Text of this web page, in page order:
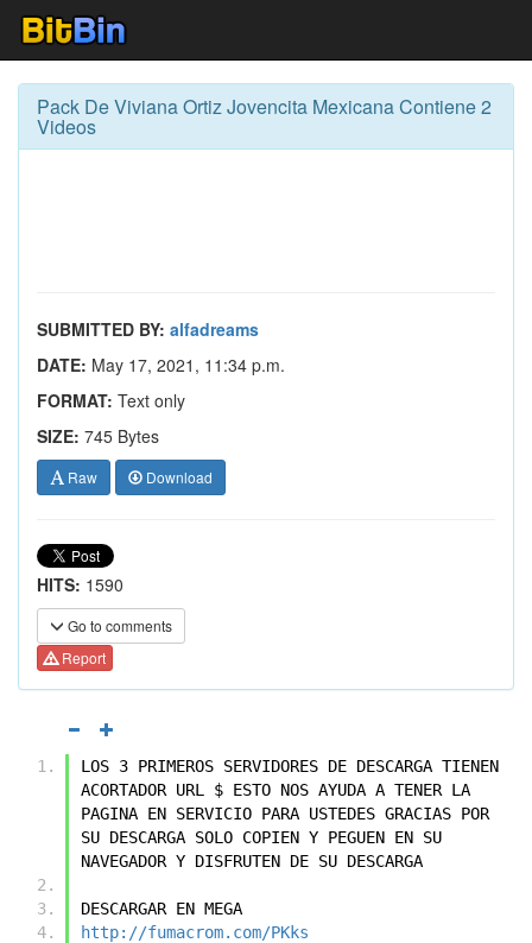
Pack De Viviana Ortiz Jovencita Mexicana Contiene 2
Videos
SUBMITTED BY: alfadreams
DATE: May 17, 2021, 11:34 p.m.
FORMAT: Text only
SIZE: 745 Bytes
Raw Download
HITS: 1590
Go to comments
Report
LOS 3 PRIMEROS SERVIDORES DE DESCARGA TIENEN
ACORTADOR URL $ ESTO NOS AYUDA A TENER LA
PAGINA EN SERVICIO PARA USTEDES GRACIAS POR
SU DESCARGA SOLO COPIEN Y PEGUEN EN SU
NAVEGADOR Y DISFRUTEN DE SU DESCARGA
DESCARGAR EN MEGA
http://fumacrom.com/PKks